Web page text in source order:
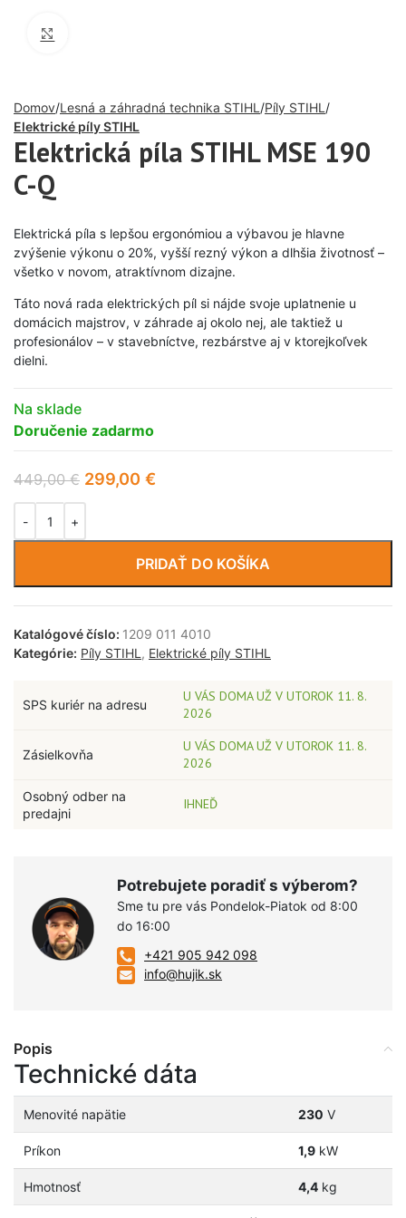
Domov Lesná a záhradná technika STIHL
Píly STIHL
Elektrické píly STIHL
Elektrická píla STIHL MSE 190
C-Q
Elektrická píla s lepšou ergonómiou a výbavou je hlavne
zvýšenie výkonu o 20%, vyšší rezný výkon a dlhšia životnosť –
všetko v novom, atraktívnom dizajne.
Táto nová rada elektrických píl si nájde svoje uplatnenie u
domácich majstrov, v záhrade aj okolo nej, ale taktiež u
profesionálov – v stavebníctve, rezbárstve aj v ktorejkoľvek
dielni.
Na sklade
Doručenie zadarmo
449,00€ 299,00 €
PRIDAŤ DO KOŠÍKA
Katalógové číslo: 1209 011 4010
Kategórie: Píly STIHL , Elektrické píly STIHL
SPS kuriér na adresu
U VÁS DOMA UŽ V UTOROK 11. 8.
2026
Zásielkovňa
U VÁS DOMA UŽ V UTOROK 11. 8.
2026
Osobný odber na
predajni
IHNEĎ
Potrebujete poradiť s výberom?
Sme tu pre vás Pondelok-Piatok od 8:00
do 16:00
+421 905 942 098
info@hujik.sk
Popis
Technické dáta
Menovité napätie 230 V
Príkon 1,9kW
Hmotnosť 4,4kg